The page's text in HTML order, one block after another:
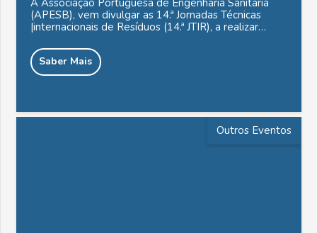
A Associação Portuguesa de Engenharia Sanitária
(APESB), vem divulgar as 14.ª Jornadas Técnicas
|internacionais de Resíduos (14.ª JTIR), a realizar…
Saber Mais
Outros Eventos